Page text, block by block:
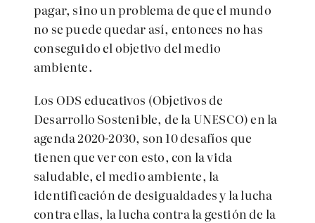
pagar, sino un problema de que el mundo
no se puede quedar así, entonces no has
conseguido el objetivo del medio
ambiente.
Los ODS educativos (Objetivos de
Desarrollo Sostenible, de la UNESCO) en la
agenda 2020-2030, son 10 desafíos que
tienen que ver con esto, con la vida
saludable, el medio ambiente, la
identificación de desigualdades y la lucha
contra ellas, la lucha contra la gestión de la